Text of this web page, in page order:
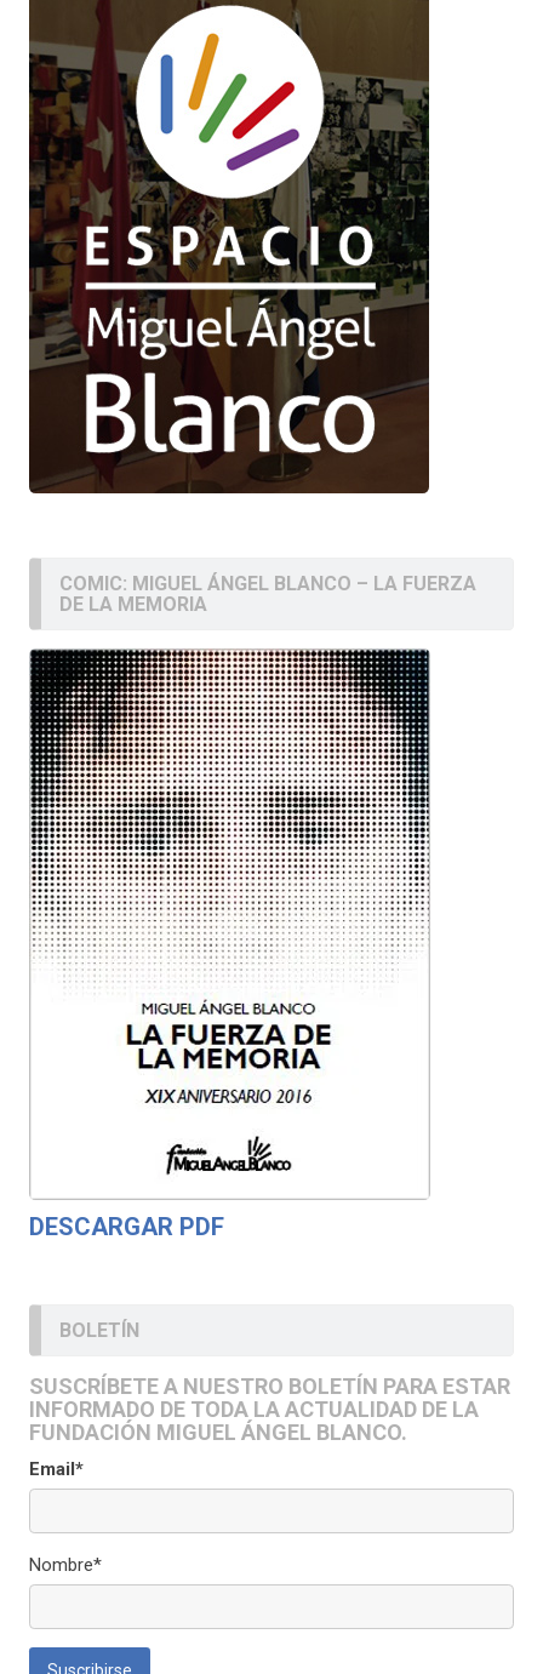
COMIC: MIGUEL ÁNGEL BLANCO – LA FUERZA
DE LA MEMORIA
DESCARGAR PDF
BOLETÍN
SUSCRÍBETE A NUESTRO BOLETÍN PARA ESTAR
INFORMADO DE TODA LA ACTUALIDAD DE LA
FUNDACIÓN MIGUEL ÁNGEL BLANCO.
Email*
Nombre*